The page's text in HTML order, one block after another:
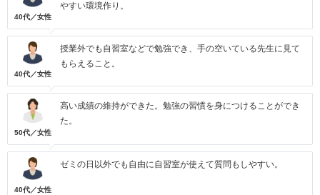
40代／女性
やすい環境作り。
40代／女性
授業外でも自習室などで勉強でき、手の空いている先生に見て
もらえること。
50代／女性
高い成績の維持ができた。勉強の習慣を身につけることができ
た。
40代／女性
ゼミの日以外でも自由に自習室が使えて質問もしやすい。